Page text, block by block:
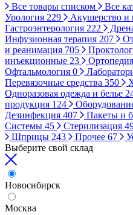
Все товары списком Все
Урология 229 Акушерство и
Гастроэнтерология 222
Инфузионная терапия 207
и реанимация 705
инъекционные 23 Ортопедия
Офтальмология 0
Перевязочные средства 350
Одноразовая одежда и белье
продукция 124
Дезинфекция 407 Пакеты и
Системы 45 Стерилизация
Шприцы 243 Прочее 67
Выберите свой склад
Новосибирск
Москва